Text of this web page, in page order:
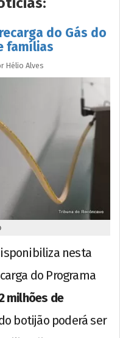
do Gás do
famílias
Hélio Alves
nesta
do Programa
milhões de
botijão poderá ser